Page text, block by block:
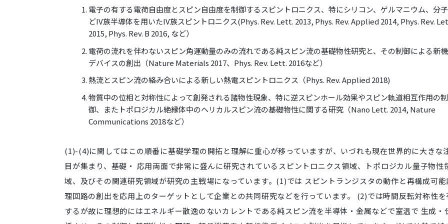
電子の有する電荷自由度とスピン自由度を制御するスピントロニクス、特にシリコン、ゲルマニウム、分
どIV族半導体を用いたIV族スピントロニクス(Phys. Rev. Lett. 2013, Phys. Rev. Applied 2014, Phys. Rev.
2015, Phys. Rev. B 2016, など）
電荷の流れを伴わないスピン角運動量のみの流れである純スピン流の基礎物性研究と、その制御による新
デバイスの創出（Nature Materials 2017、Phys. Rev. Lett. 2016など）
熱流とスピン流の絡み合いによる新しい熱電スピントロニクス（Phys. Rev. Applied 2018)
物質中の位相と対称性によって創発される諸物性現象、特に逆スピンホール効果やスピン軌道相互作用の制
御、またトポロジカル絶縁体中のヘリカルスピン流の基礎物性に関する研究（Nano Lett. 2014, Nature
Communications 2018など）
(1)-(4)に関してはこの順番に基礎学理の開拓と理解に重心が移っていますが、いづれも現在世界的に大きな
目が集まり、基礎・ 応用両面で非常に盛んに研究されているスピントロニクス領域、トポロジカル量子物性
域、及びその関連研究領域が研究の主戦場になっています。(1)では スピントランジスタの動作と再構成可能
理回路の創出を応用上のターゲットとして企業との共同研究などを行っています。 (2)では時間反転対称性を
するが故に理想的にはエネルギー散逸のないカレントである純スピン流を半導体・金属などで室温で 生成・